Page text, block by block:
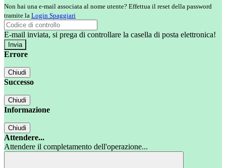
Non hai una e-mail associata al nome utente? Effettua il reset della password
tramite la Login Spaggiari
E-mail inviata, si prega di controllare la casella di posta elettronica!
Errore
Chiudi
Successo
Chiudi
Informazione
Chiudi
Attendere...
Attendere il completamento dell'operazione...